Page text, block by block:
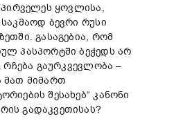
ყოვლისა,
ბევრი რუსი
გასაგებია, რომ
პასპორტში ბეჭედს არ
რჩება გაურკვევლობა –
მათ მიმართ
შესახებ“ კანონი
გადაკვეთისას?